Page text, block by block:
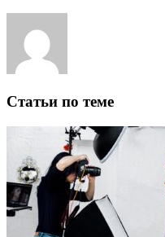
Статьи по теме